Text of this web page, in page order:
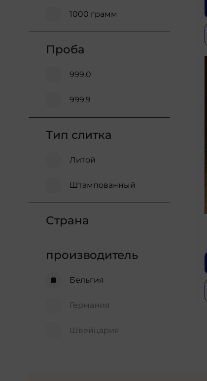
1000 грамм
Проба
999.0
999.9
Тип слитка
Литой
Штампованный
Страна
производитель
Бельгия
Германия
Швейцария